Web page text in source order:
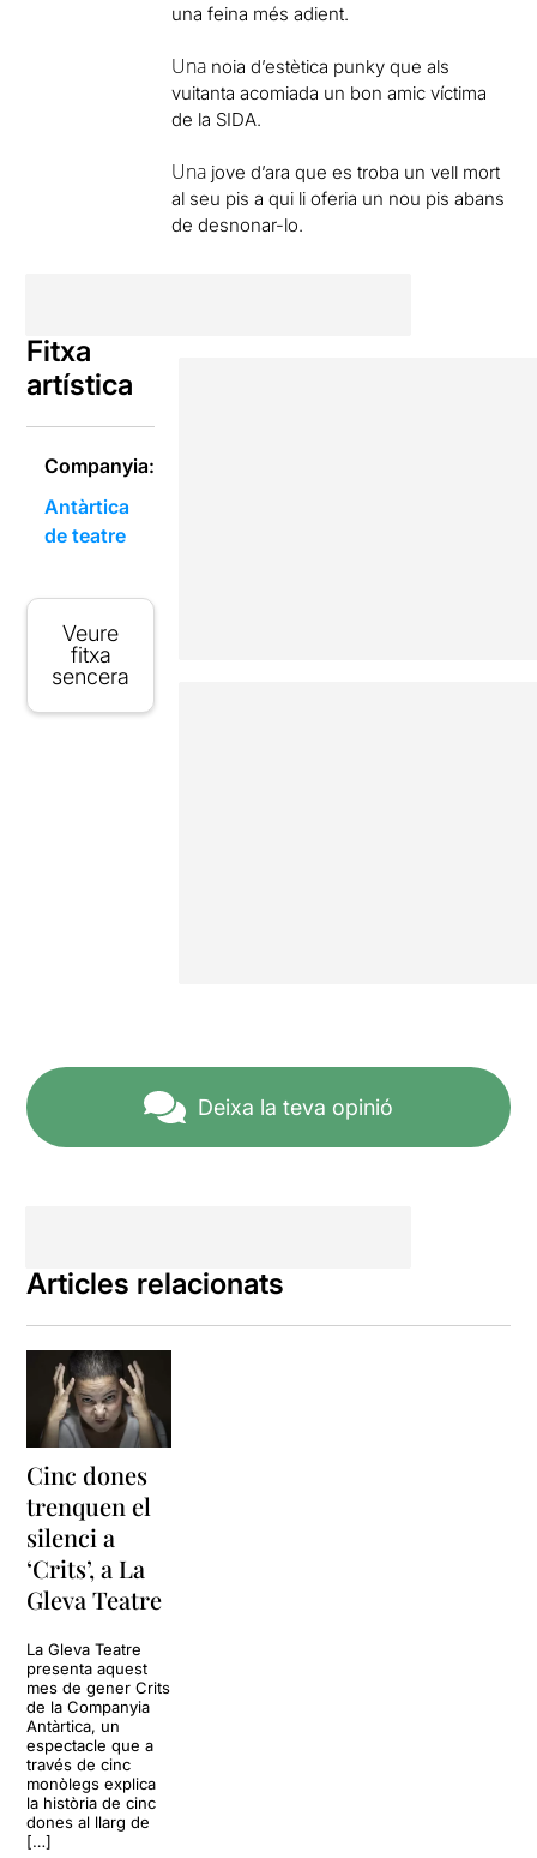
una feina més adient.
Una noia d’estètica punky que als
vuitanta acomiada un bon amic víctima
de la SIDA.
Una jove d’ara que es troba un vell mort
al seu pis a qui li oferia un nou pis abans
de desnonar-lo.
Fitxa
artística
Companyia:
Antàrtica
de teatre
Veure
fitxa
sencera
Deixa la teva opinió
Articles relacionats
Cinc dones
trenquen el
silenci a
‘Crits’, a La
Gleva Teatre
La Gleva Teatre
presenta aquest
mes de gener Crits
de la Companyia
Antàrtica, un
espectacle que a
través de cinc
monòlegs explica
la història de cinc
dones al llarg de
[…]